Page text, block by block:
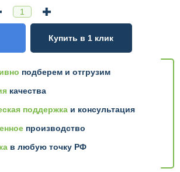
подберем и отгрузим
качества
поддержка и консультация
производство
в любую точку РФ
Купить в 1 клик